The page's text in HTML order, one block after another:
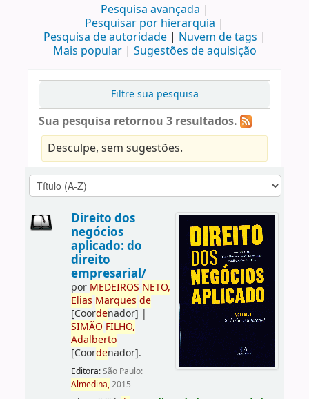
Pesquisa avançada
Pesquisar por hierarquia
Pesquisa de autoridade
Nuvem de tags
Mais popular
Sugestões de aquisição
Filtre sua pesquisa
Sua pesquisa retornou 3 resultados.
Desculpe, sem sugestões.
Direito dos
negócios
aplicado: do
direito
empresarial/
por MEDEIROS NETO,
Elias Marques de
[Coordenador] |
SIMÃO FILHO,
Adalberto
[Coordenador].
Editora:São Paulo:
Almedina,2015